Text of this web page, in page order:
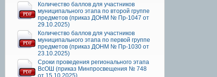
Количество баллов для участников
муниципального этапа по второй группе
предметов (приказ ДОНМ № Пр-1047 от
29.10.2025)
Количество баллов для участников
муниципального этапа по первой группе
предметов (приказ ДОНМ № Пр-1030 от
23.10.2025)
Сроки проведения регионального этапа
ВсОШ (приказ Минпросвещения № 748
от 15.10.2025)